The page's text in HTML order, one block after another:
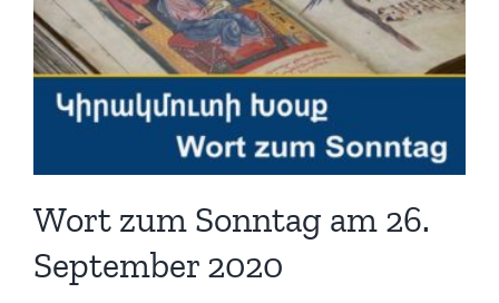
Wort zum Sonntag am 26.
September 2020